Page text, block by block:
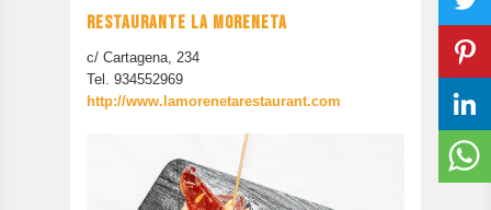
RESTAURANTE LA MORENETA
c/ Cartagena, 234
Tel. 934552969
http://www.lamorenetarestaurant.com